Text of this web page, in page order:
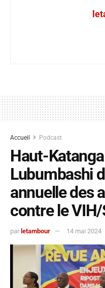
Accueil Podcast
Haut-
Lubumbashi
annuelle des
contre le
par letambour 14 mai 2024